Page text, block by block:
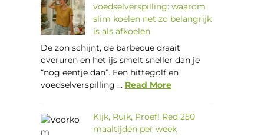
voedselverspilling: waarom
slim koelen net zo belangrijk
is als afkoelen
De zon schijnt, de barbecue draait
overuren en het ijs smelt sneller dan je
“nog eentje dan”. Een hittegolf en
voedselverspilling ... Read More
Kijk, Ruik, Proef! Red 250
maaltijden per week